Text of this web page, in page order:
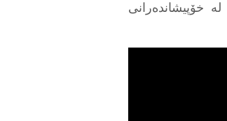
خۆپیشانده‌رانی